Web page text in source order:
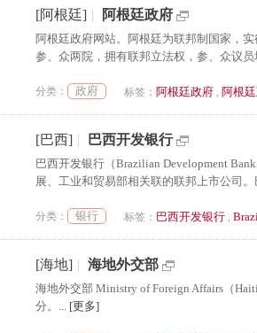
[阿根廷] | 阿根廷政府
阿根廷政府网站。阿根廷为联邦制国家，
参、众两院，拥有联邦立法权，参、众议
分类： 政府 标签： 阿根廷政府 , 阿根
[巴西] | 巴西开发银行
巴西开发银行（Brazilian Development
展、工业和贸易部相关联的联邦上市公司
分类： 银行 标签： 巴西开发银行 ,
[海地] | 海地外交部
海地外交部 Ministry of Foreign Affairs（
分。... [更多]